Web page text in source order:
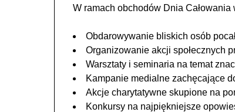
W ramach obchodów Dnia Całowania
Obdarowywanie bliskich osób
Organizowanie akcji społecznych
Warsztaty i seminaria na temat
Kampanie medialne zachęcające
Akcje charytatywne skupione na
Konkursy na najpiękniejsze